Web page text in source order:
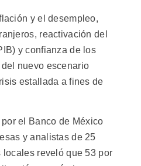
y el desempleo,
reactivación del
y confianza de los
nuevo escenario
estallada a fines de
el Banco de México
y analistas de 25
reveló que 53 por